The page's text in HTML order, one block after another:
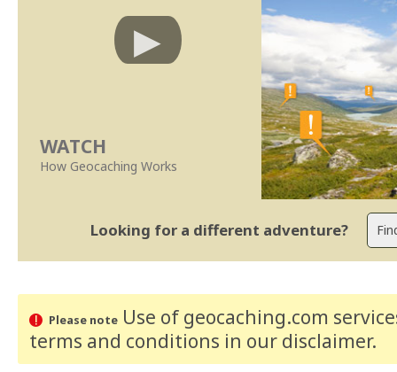
WATCH
How Geocaching Works
Looking for a different adventure?
Please noteUse of geocaching.com
terms and conditions in our disclaimer.